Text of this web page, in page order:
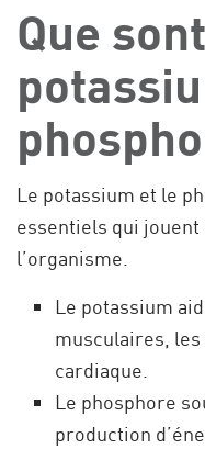
Que
Le potassium et le
essentiels qui
l’organisme.
Le potassium
musculaires,
cardiaque.
Le phosphore
production